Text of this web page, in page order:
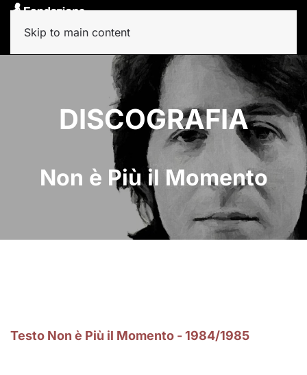
Skip to main content
DISCOGRAFIA
Non è Più il Momento
Testo Non è Più il Momento - 1984/1985